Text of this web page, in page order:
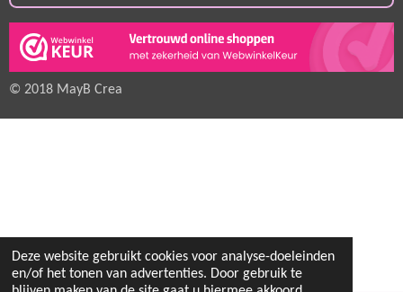
Deze website gebruikt cookies voor analyse-doeleinden
en/of het tonen van advertenties. Door gebruik te
© 2018 MayB Crea